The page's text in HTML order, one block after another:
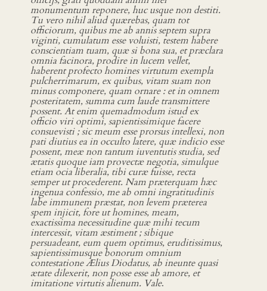
monumentum reponere, huc usque non destiti.
Tu vero nihil aliud quærebas, quam tot
officiorum, quibus me ab annis septem supra
viginti, cumulatum esse voluisti, testem habere
conscientiam tuam, quæ si bona sua, et præclara
omnia facinora, prodire in lucem vellet,
haberent profecto homines virtutum exempla
pulcherrimarum, ex quibus, vitam suam non
minus componere, quam ornare : et in omnem
posteritatem, summa cum laude transmittere
possent. At enim quemadmodum istud ex
officio viri optimi, sapientissimique facere
consuevisti ; sic meum esse prorsus intellexi, non
pati diutius ea in occulto latere, quæ indicio esse
possent, meæ non tantum iuventutis studia, sed
ætatis quoque iam provectæ negotia, simulque
etiam ocia liberalia, tibi curæ fuisse, recta
semper ut procederent. Nam præterquam hæc
ingenua confessio, me ab omni ingratitudinis
labe immunem præstat, non levem præterea
spem injicit, fore ut homines, meam,
exactissima necessitudine quæ mihi tecum
intercessit, vitam æstiment ; sibique
persuadeant, eum quem optimus, eruditissimus,
sapientissimusque bonorum omnium
contestatione Ælius Diodatus, ab ineunte quasi
ætate dilexerit, non posse esse ab amore, et
imitatione virtutis alienum. Vale.